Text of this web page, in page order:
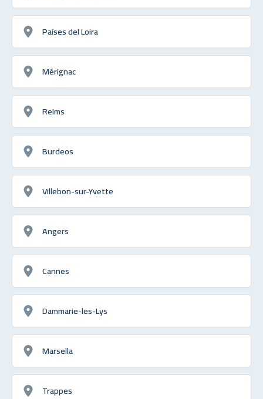
Países del Loira
Mérignac
Reims
Burdeos
Villebon-sur-Yvette
Angers
Cannes
Dammarie-les-Lys
Marsella
Trappes